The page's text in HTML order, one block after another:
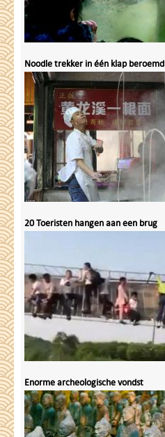
Noodle trekker in één klap beroemd
20 Toeristen hangen aan een brug
Enorme archeologische vondst